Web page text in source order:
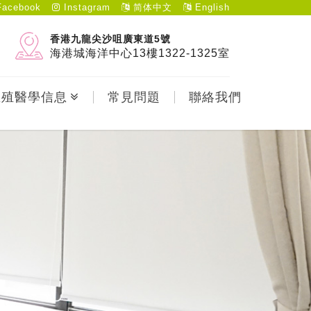
Instagram 简体中文 English
香港九龍尖沙咀廣東道5號
海港城海洋中心13樓1322-1325室
醫學信息 常見問題 聯絡我們